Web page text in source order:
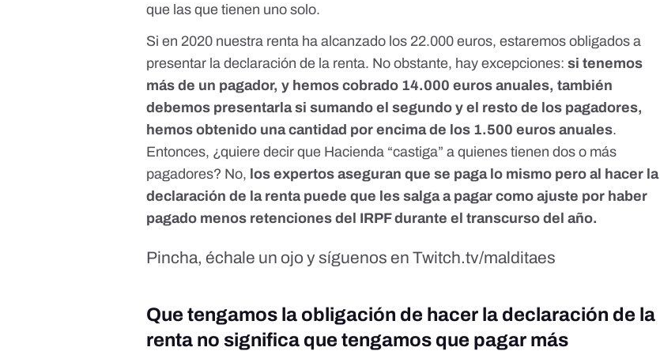
que las que tienen uno solo.
Si en 2020 nuestra renta ha alcanzado los 22.000 euros,estaremos obligados a
presentar la declaración de la renta. No obstante, hay excepciones:si tenemos
más de un pagador, y hemos cobrado 14.000 euros anuales, también
debemos presentarla si sumando el segundo y el resto de los pagadores,
hemos obtenido una cantidad por encima de los 1.500 euros anuales.
Entonces, ¿quiere decir que Hacienda “castiga” a quienes tienen dos o más
pagadores? No, los expertos aseguran que se paga lo mismo pero al hacer la
declaración de la renta puede que les salga a pagar como ajuste por haber
pagado menos retenciones del IRPF durante el transcurso del año.
Pincha, échale un ojo y síguenos en Twitch.tv/malditaes
Que tengamos la obligación de hacer la declaración de la
renta no significa que tengamos que pagar más